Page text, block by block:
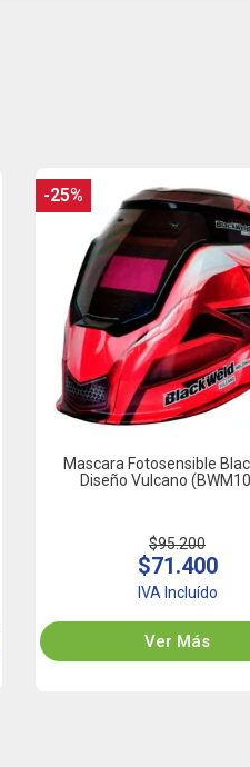
Mascara Fotosensible
Diseño Vulcano
$95.200
$71.400
IVA Incluído
Ver Más
-25%